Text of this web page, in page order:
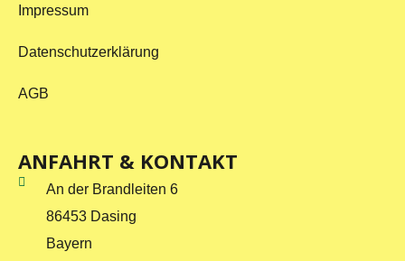
Impressum
Datenschutzerklärung
AGB
ANFAHRT & KONTAKT
An der Brandleiten 6
86453 Dasing
Bayern